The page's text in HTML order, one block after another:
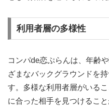
利用者層の多様性
コンパde恋ぷらんは、年齢
ざまなバックグラウンドを
す。多様な利用者層がいる
に合った相手を見つけるこ